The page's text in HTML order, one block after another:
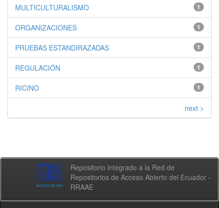
1
MULTICULTURALISMO
1
ORGANIZACIONES
1
PRUEBAS ESTANDIRAZADAS
1
REGULACIÓN
1
RICINO
next >
Repositorio integrado a la Red de
Repositorios de Acceso Abierto del Ecuador -
RRAAE